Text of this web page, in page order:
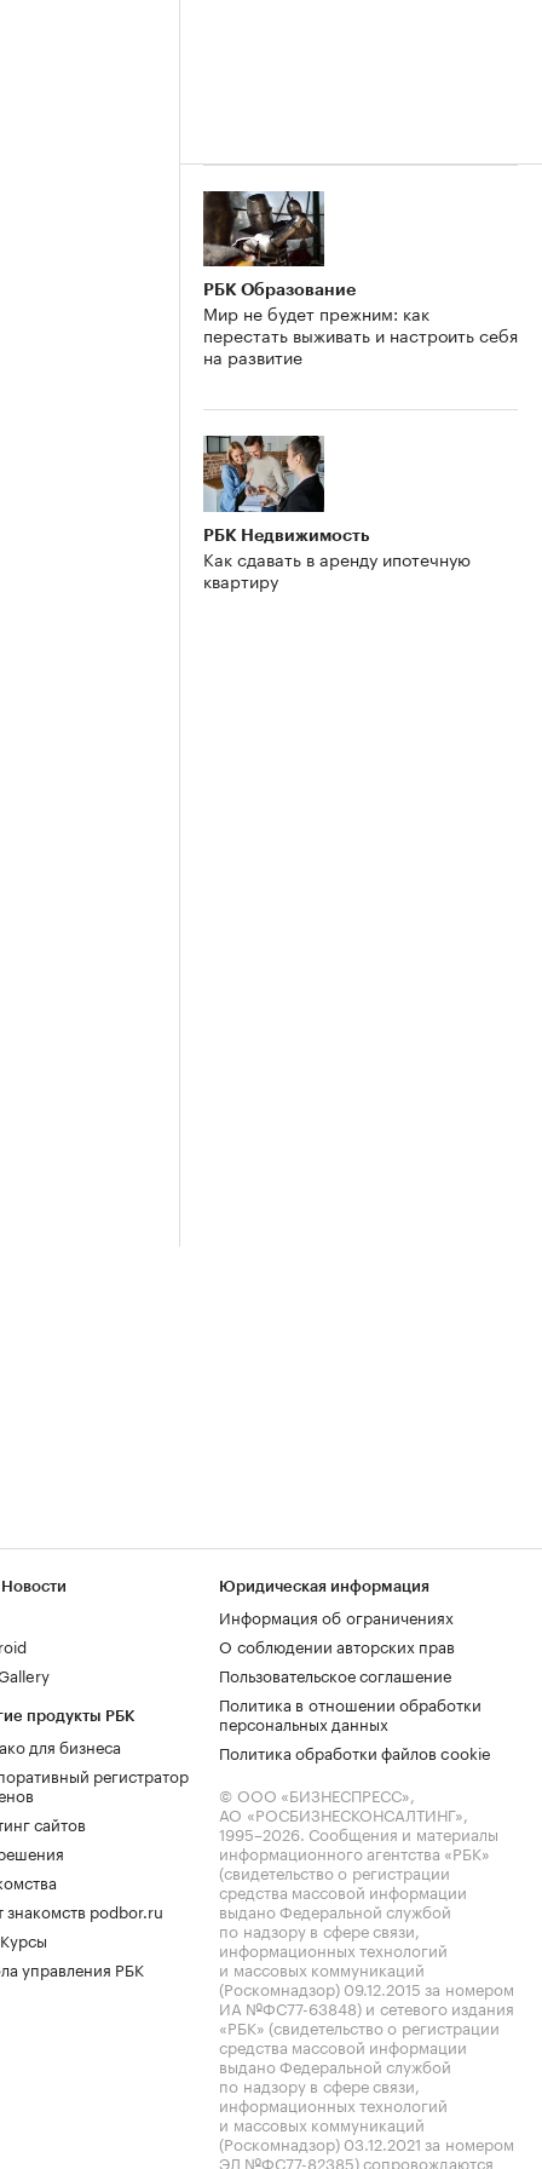
РБК Образование
Мир не будет прежним: как
перестать выживать и настроить себя
на развитие
РБК Недвижимость
Как сдавать в аренду ипотечную
квартиру
продукты РБК
для бизнеса
регистратор
сайтов
знакомств podbor.ru
управления РБК
Юридическая информация
Информация об ограничениях
О соблюдении авторских прав
Пользовательское соглашение
Политика в отношении обработки
персональных данных
Политика обработки файлов cookie
© ООО «БИЗНЕСПРЕСС»,
АО «РОСБИЗНЕСКОНСАЛТИНГ»,
1995–2026. Сообщения и материалы
информационного агентства «РБК»
(свидетельство о регистрации
средства массовой информации
выдано Федеральной службой
по надзору в сфере связи,
информационных технологий
и массовых коммуникаций
(Роскомнадзор) 09.12.2015 за номером
ИА №ФС77-63848) и сетевого издания
«РБК» (свидетельство о регистрации
средства массовой информации
выдано Федеральной службой
по надзору в сфере связи,
информационных технологий
и массовых коммуникаций
(Роскомнадзор) 03.12.2021 за номером
ЭЛ №ФС77-82385) сопровождаются